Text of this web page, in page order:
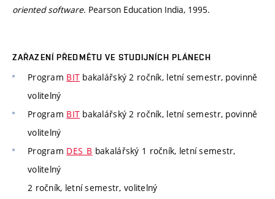
oriented software. Pearson Education India, 1995.
ZAŘAZENÍ PŘEDMĚTU VE STUDIJNÍCH PLÁNECH
Program BIT bakalářský 2 ročník, letní semestr, povinně
volitelný
Program BIT bakalářský 2 ročník, letní semestr, povinně
volitelný
Program DES_B bakalářský 1 ročník, letní semestr,
volitelný
2 ročník, letní semestr, volitelný